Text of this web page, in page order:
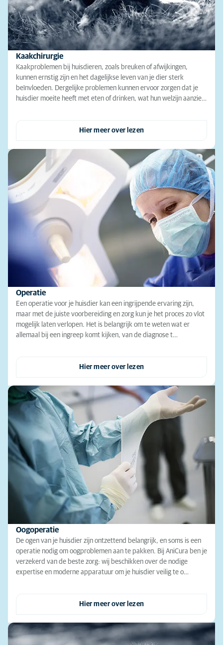
Kaakchirurgie
Kaakproblemen bij huisdieren, zoals breuken of afwijkingen,
kunnen ernstig zijn en het dagelijkse leven van je dier sterk
beïnvloeden. Dergelijke problemen kunnen ervoor zorgen dat je
huisdier moeite heeft met eten of drinken, wat hun welzijn aanzie…
Hier meer over lezen
Operatie
Een operatie voor je huisdier kan een ingrijpende ervaring zijn,
maar met de juiste voorbereiding en zorg kun je het proces zo vlot
mogelijk laten verlopen. Het is belangrijk om te weten wat er
allemaal bij een ingreep komt kijken, van de diagnose t…
Hier meer over lezen
Oogoperatie
De ogen van je huisdier zijn ontzettend belangrijk, en soms is een
operatie nodig om oogproblemen aan te pakken. Bij AniCura ben je
verzekerd van de beste zorg: wij beschikken over de nodige
expertise en moderne apparatuur om je huisdier veilig te o…
Hier meer over lezen